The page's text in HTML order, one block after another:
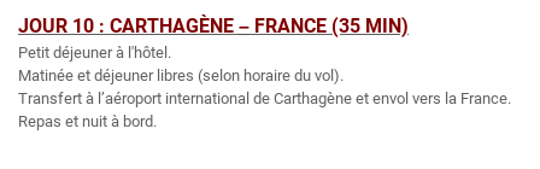
JOUR 10 : CARTHAGÈNE – FRANCE (35 MIN)
Petit déjeuner à l'hôtel.
Matinée et déjeuner libres (selon horaire du vol).
Transfert à l’aéroport international de Carthagène et envol vers la France.
Repas et nuit à bord.